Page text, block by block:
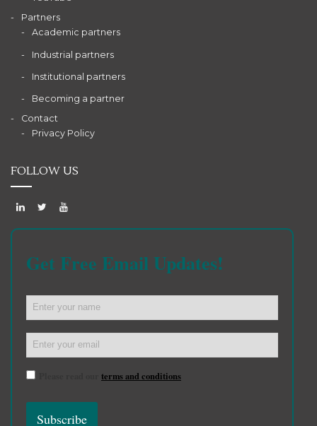
Partners
Academic partners
Industrial partners
Institutional partners
Becoming a partner
Contact
Privacy Policy
FOLLOW US
Get Free Email Updates!
terms and conditions